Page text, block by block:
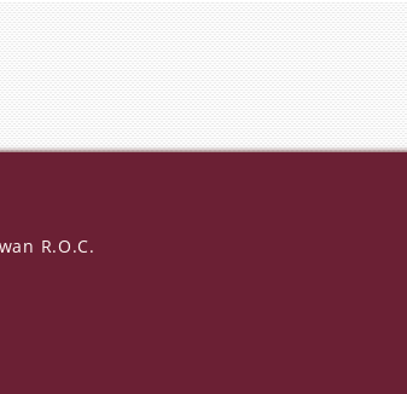
R.O.C.